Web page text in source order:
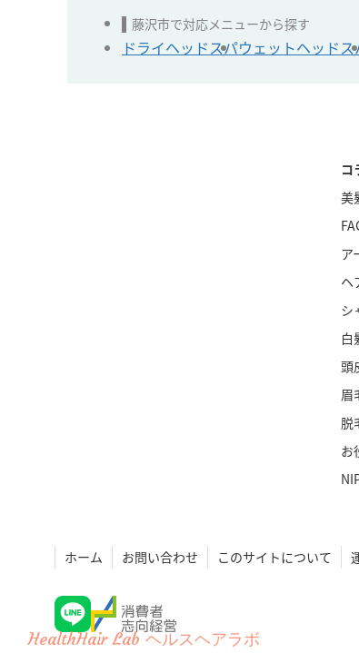
藤沢市で対応メニューから探す
ドライヘッドスパウェットヘッドス
コ
美
ア
ヘ
シ
白
頭
眉
脱
お
HealthHair Lab ヘルスヘアラボ
ホーム お問い合わせ このサイトについて